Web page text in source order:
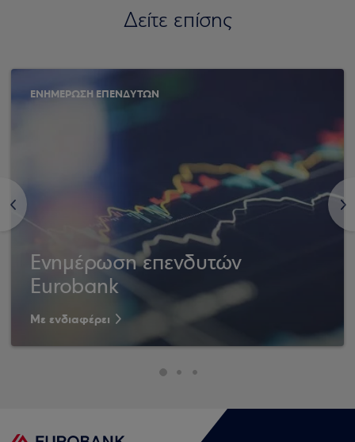
Δείτε επίσης
<
ΕΝΗΜΕΡΩΣΗ ΕΠΕΝΔΥΤΩΝ
Ενημέρωση επενδυτών
Eurobank
Με ενδιαφέρει
>